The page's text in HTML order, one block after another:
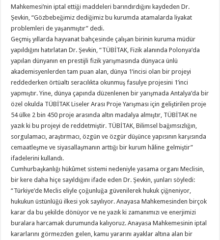
Mahkemesi’nin iptal ettiği maddeleri barındırdığını kaydeden Dr.
Şevkin, “Gözbebeğimiz dediğimiz bu kurumda atamalarda liyakat
problemleri de yaşanmıştır” dedi.
Geçmiş yıllarda hayvanat bahçesinde çalışan birinin kuruma müdür
yapıldığını hatırlatan Dr. Şevkin, “TÜBİTAK, Fizik alanında Polonya’da
yapılan dünyanın en prestijli fizik yarışmasında dünyaca ünlü
akademisyenlerden tam puan alan, dünya 1’incisi olan bir projeyi
reddederken örtüaltı seracılıkta okunmuş fasulye projesini 1’inci
yapmıştır. Yine, dünya çapında düzenlenen bir yarışmada Antalya’da bir
özel okulda TÜBİTAK Liseler Arası Proje Yarışması için geliştirilen proje
54 ülke 2 bin 450 proje arasında altın madalya almıştır, TÜBİTAK ne
yazık ki bu projeyi de reddetmiştir. TÜBİTAK, Bilimsel bağımsızlığın,
sorgulamacı, araştırmacı, özgün ve özgür düşünce yapısının karşısında
cemaatleşme ve siyasallaşmanın arttığı bir kurum hâline gelmiştir”
ifadelerini kullandı.
Cumhurbaşkanlığı hükûmet sistemi nedeniyle yasama organı Meclisin,
bir kere daha hiçe sayıldığını ifade eden Dr. Şevkin, şunları söyledi:
“Türkiye’de Meclis eliyle çoğunluğa güvenilerek hukuk çiğneniyor,
hukukun üstünlüğü ilkesi yok sayılıyor. Anayasa Mahkemesinden birçok
karar da bu şekilde dönüyor ve ne yazık ki zamanımızı ve enerjimizi
buralara harcamak durumunda kalıyoruz. Anayasa Mahkemesinin iptal
kararlarını görmezden gelen, kamu yararını ayaklar altına alan bir